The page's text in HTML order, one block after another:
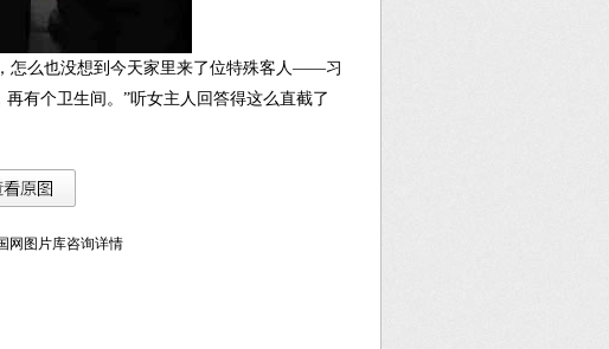
怎么也没想到今天家里来了位特殊客人——习
有个卫生间。”听女主人回答得这么直截了
网图片库咨询详情